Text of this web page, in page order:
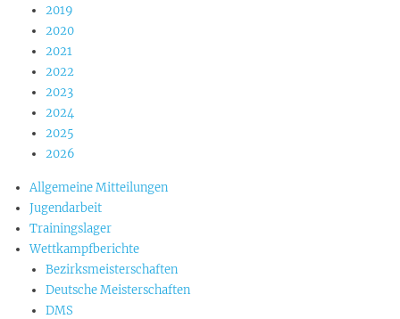
2019
2020
2021
2022
2023
2024
2025
2026
Allgemeine Mitteilungen
Jugendarbeit
Trainingslager
Wettkampfberichte
Bezirksmeisterschaften
Deutsche Meisterschaften
DMS